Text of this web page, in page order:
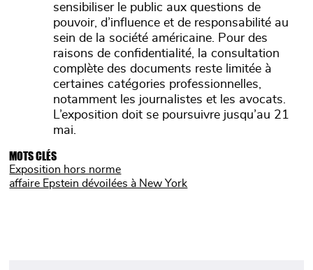
sensibiliser le public aux questions de
pouvoir, d’influence et de responsabilité au
sein de la société américaine. Pour des
raisons de confidentialité, la consultation
complète des documents reste limitée à
certaines catégories professionnelles,
notamment les journalistes et les avocats.
L’exposition doit se poursuivre jusqu’au 21
mai.
MOTS CLÉS
Exposition hors norme
affaire Epstein dévoilées à New York